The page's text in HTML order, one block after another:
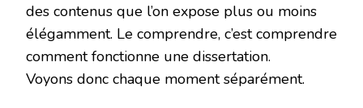
des contenus que l’on expose plus ou moins
élégamment. Le comprendre, c’est comprendre
comment fonctionne une dissertation.
Voyons donc chaque moment séparément.